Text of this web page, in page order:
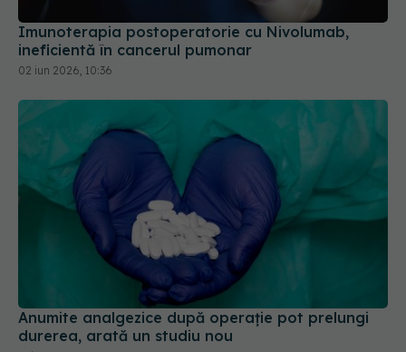
Imunoterapia postoperatorie cu Nivolumab,
ineficientă în cancerul pumonar
02 iun 2026, 10:36
Anumite analgezice după operație pot prelungi
durerea, arată un studiu nou